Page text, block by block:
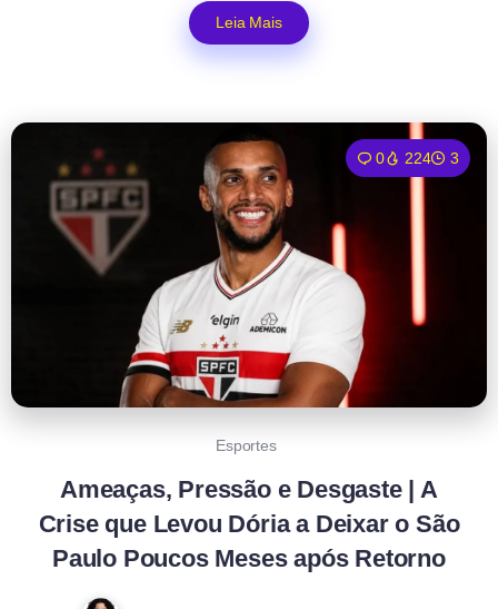
Leia Mais
0 224 3
Esportes
Ameaças, Pressão e Desgaste | A
Crise que Levou Dória a Deixar o São
Paulo Poucos Meses após Retorno